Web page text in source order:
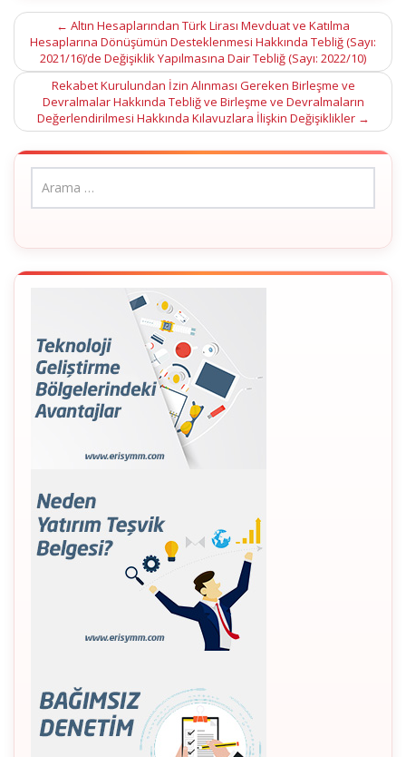
Post
navigation
← Altın Hesaplarından Türk Lirası Mevduat ve Katılma
Hesaplarına Dönüşümün Desteklenmesi Hakkında Tebliğ (Sayı:
2021/16)’de Değişiklik Yapılmasına Dair Tebliğ (Sayı: 2022/10)
Rekabet Kurulundan İzin Alınması Gereken Birleşme ve
Devralmalar Hakkında Tebliğ ve Birleşme ve Devralmaların
Değerlendirilmesi Hakkında Kılavuzlara İlişkin Değişiklikler →